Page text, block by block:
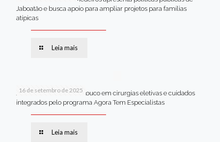
Jaboatão e busca apoio para ampliar projetos para famílias
atípicas
Leia mais
16 de setembro de 2025
Jaboatão lidera Pernambuco em cirurgias eletivas e cuidados
integrados pelo programa Agora Tem Especialistas
Leia mais